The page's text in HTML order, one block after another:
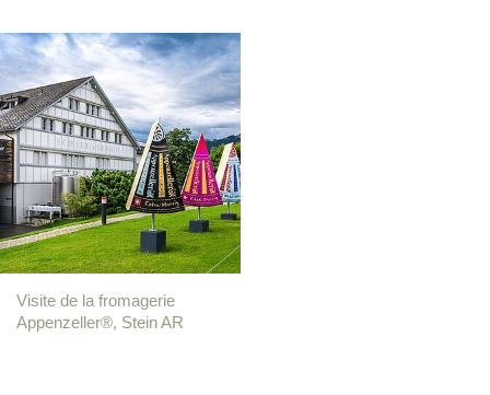
Visite de la fromagerie
Appenzeller®, Stein AR